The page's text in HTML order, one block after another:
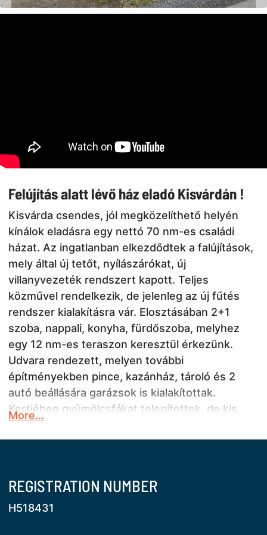
Felújítás alatt lévő ház eladó Kisvárdán !
Kisvárda csendes, jól megközelíthető helyén
kínálok eladásra egy nettó 70 nm-es családi
házat. Az ingatlanban elkezdődtek a falújítások,
mely által új tetőt, nyílászárókat, új
villanyvezeték rendszert kapott. Teljes
közművel rendelkezik, de jelenleg az új fűtés
rendszer kialakításra vár. Elosztásában 2+1
szoba, nappali, konyha, fürdőszoba, melyhez
egy 12 nm-es teraszon keresztül érkezünk.
Udvara rendezett, melyen további
építményekben pince, kazánház, tároló és 2
autó beállására garázsok is kialakítottak.
Kertjében gyümölcsfákat telepítettek, de kis
Csendes átmenő forgalomtól mentes, mégis jól
bővebb információt keressen telefonon !
More...
REGISTRATION NUMBER
H518431